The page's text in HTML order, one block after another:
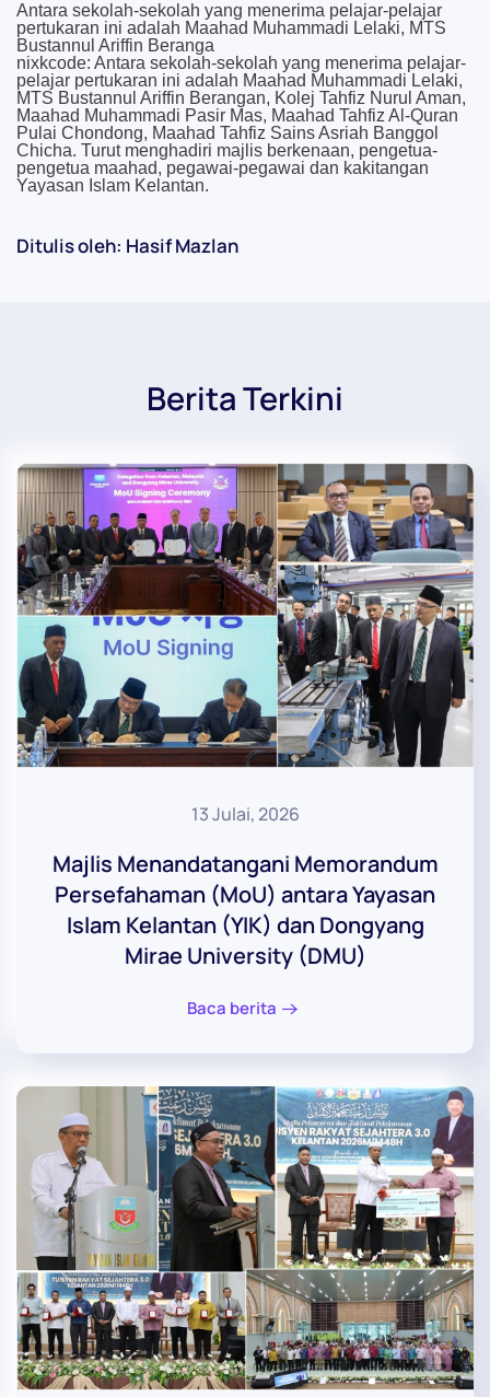
Antara sekolah-sekolah yang menerima pelajar-pelajar
pertukaran ini adalah Maahad Muhammadi Lelaki, MTS
Bustannul Ariffin Beranga
nixkcode: Antara sekolah-sekolah yang menerima pelajar-
pelajar pertukaran ini adalah Maahad Muhammadi Lelaki,
MTS Bustannul Ariffin Berangan, Kolej Tahfiz Nurul Aman,
Maahad Muhammadi Pasir Mas, Maahad Tahfiz Al-Quran
Pulai Chondong, Maahad Tahfiz Sains Asriah Banggol
Chicha. Turut menghadiri majlis berkenaan, pengetua-
pengetua maahad, pegawai-pegawai dan kakitangan
Yayasan Islam Kelantan.
Ditulis oleh: Hasif Mazlan
Berita Terkini
13 Julai, 2026
Majlis Menandatangani Memorandum
Persefahaman (MoU) antara Yayasan
Islam Kelantan (YIK) dan Dongyang
Mirae University (DMU)
Baca berita